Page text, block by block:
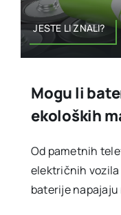
JESTE LI ZNALI?
Mogu li
ekoloških
Od pametnih
električnih
baterije